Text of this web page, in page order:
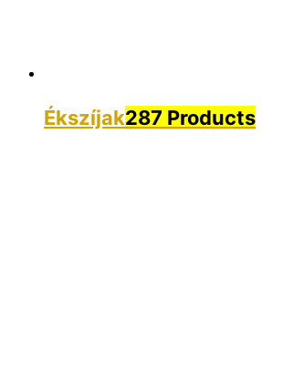
Ékszíjak287 Products